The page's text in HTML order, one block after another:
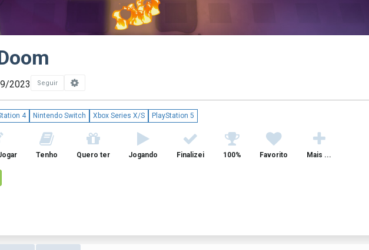
2023 Seguir
4 Nintendo Switch Xbox Series X/S PlayStation 5
Tenho Quero ter Jogando Finalizei 100% Favorito Mais ...